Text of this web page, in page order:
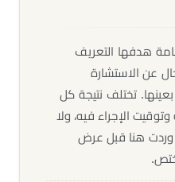
هدفها التعريف
عن الاستشارة
تختلف نتيجة كل
الإجراء فيه، ولا
وردت هنا قبل عرض